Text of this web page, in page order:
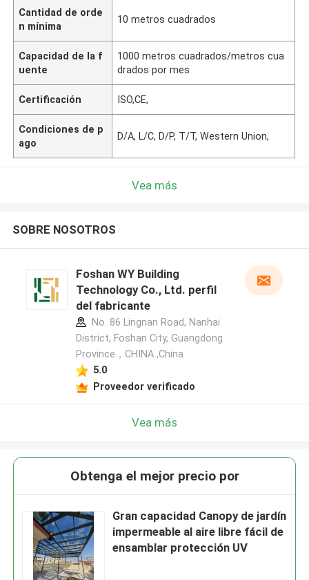
Cantidad de orde
n mínima
10 metros cuadrados
Capacidad de la f
uente
1000 metros cuadrados/metros cua
drados por mes
Certificación ISO,CE,
Condiciones de p
ago
D/A, L/C, D/P, T/T, Western Union,
Vea más
SOBRE NOSOTROS
Foshan WY Building
Technology Co., Ltd. perfil
del fabricante
No. 86 Lingnan Road, Nanhai
District, Foshan City, Guangdong
Province，CHINA ,China
5.0
Proveedor verificado
Vea más
Obtenga el mejor precio por
Gran capacidad Canopy de jardín
impermeable al aire libre fácil de
ensamblar protección UV